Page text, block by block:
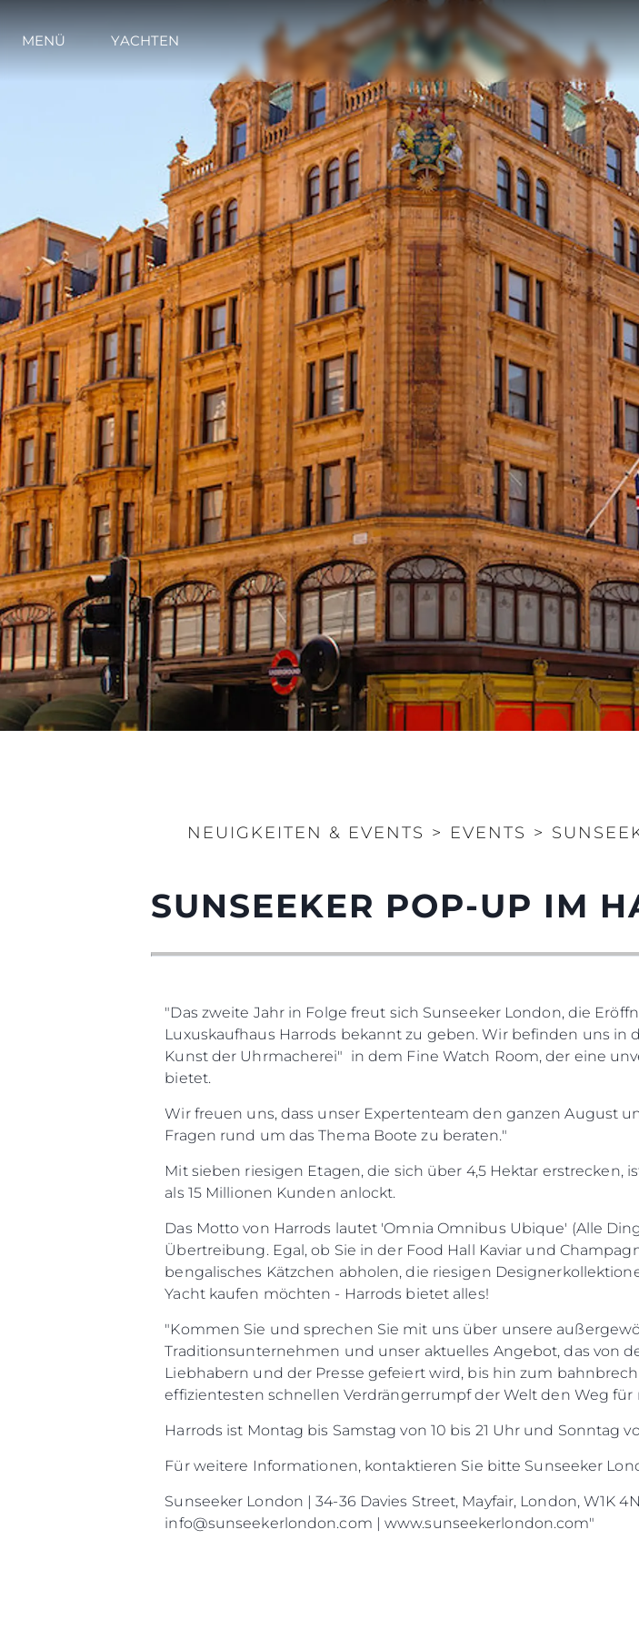
MENÜ YACHTEN
NEUIGKEITEN & EVENTS > EVENTS >
SUNSEEKER POP-UP IM
"Das zweite Jahr in Folge freut sich Sunseeker London, die
Luxuskaufhaus Harrods bekannt zu geben. Wir befinden uns
Kunst der Uhrmacherei" in dem Fine Watch Room, der eine
bietet.
Wir freuen uns, dass unser Expertenteam den ganzen August
Fragen rund um das Thema Boote zu beraten."
Mit sieben riesigen Etagen, die sich über 4,5 Hektar erstrecken,
als 15 Millionen Kunden anlockt.
Das Motto von Harrods lautet 'Omnia Omnibus Ubique' (Alle
Übertreibung. Egal, ob Sie in der Food Hall Kaviar und
bengalisches Kätzchen abholen, die riesigen
Yacht kaufen möchten - Harrods bietet alles!
"Kommen Sie und sprechen Sie mit uns über unsere
Traditionsunternehmen und unser aktuelles Angebot, das von
Liebhabern und der Presse gefeiert wird, bis hin zum
effizientesten schnellen Verdrängerrumpf der Welt den Weg
Harrods ist Montag bis Samstag von 10 bis 21 Uhr und Sonntag
Für weitere Informationen, kontaktieren Sie bitte Sunseeker
Sunseeker London | 34-36 Davies Street, Mayfair, London, W1K
info@sunseekerlondon.com | www.sunseekerlondon.com"
Information
Standort Karte
Kontakt
Cookies
Registered Office
Test Valuation Form
Sunseeker Range
Brochure
Rechtliches
ALLGEMEINE
COOKIE POLITIK